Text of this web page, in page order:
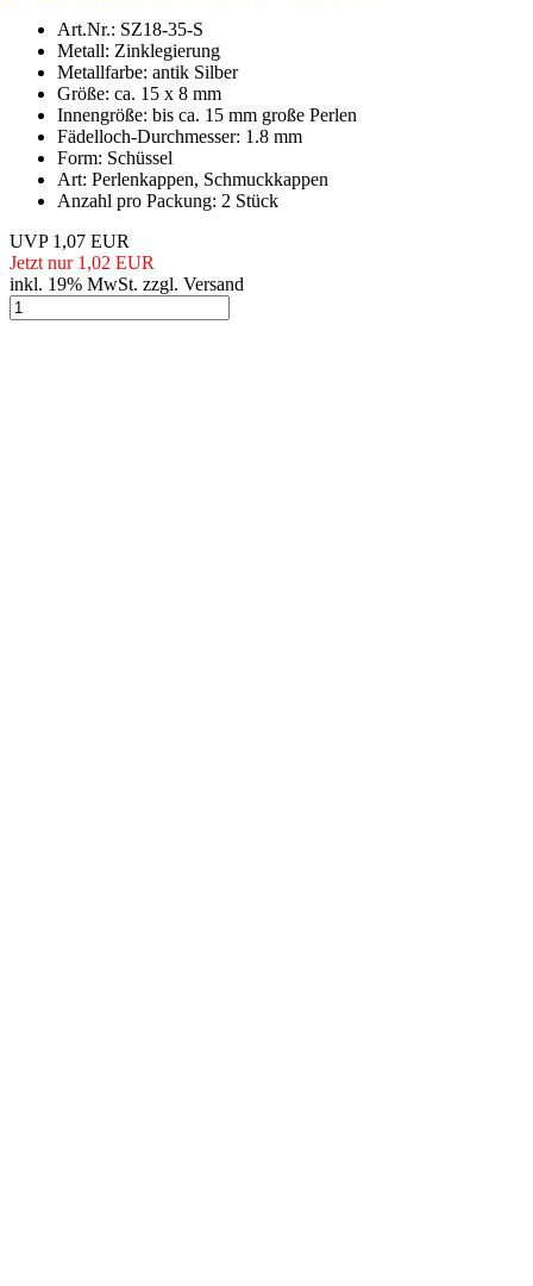
Art.Nr.: SZ18-35-S
Metall: Zinklegierung
Metallfarbe: antik Silber
Größe: ca. 15 x 8 mm
Innengröße: bis ca. 15 mm große Perlen
Fädelloch-Durchmesser: 1.8 mm
Form: Schüssel
Art: Perlenkappen, Schmuckkappen
Anzahl pro Packung: 2 Stück
UVP 1,07 EUR
Jetzt nur 1,02 EUR
inkl. 19% MwSt. zzgl. Versand